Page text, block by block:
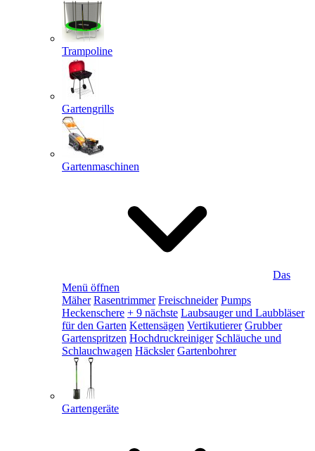
Trampoline
Gartengrills
Gartenmaschinen
Das
Menü öffnen
Mäher Rasentrimmer Freischneider Pumps
Heckenschere + 9 nächste Laubsauger und Laubbläser
für den Garten Kettensägen Vertikutierer Grubber
Gartenspritzen Hochdruckreiniger Schläuche und
Schlauchwagen Häcksler Gartenbohrer
Gartengeräte